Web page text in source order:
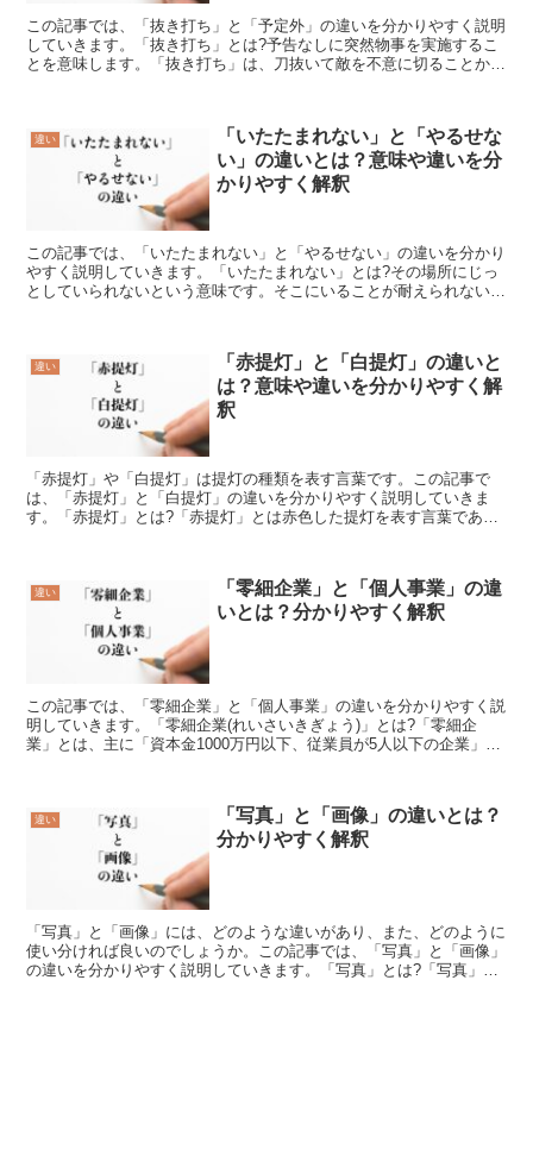
この記事では、「抜き打ち」と「予定外」の違いを分かりやすく説明
していきます。「抜き打ち」とは?予告なしに突然物事を実施するこ
とを意味します。「抜き打ち」は、刀抜いて敵を不意に切ることから
違い
「いたたまれない」と「やるせな
い」の違いとは？意味や違いを分
かりやすく解釈
この記事では、「いたたまれない」と「やるせない」の違いを分かり
やすく説明していきます。「いたたまれない」とは?その場所にじっ
としていられないという意味です。そこにいることが耐えられないと
違い
「赤提灯」と「白提灯」の違いと
は？意味や違いを分かりやすく解
釈
「赤提灯」や「白提灯」は提灯の種類を表す言葉です。この記事で
は、「赤提灯」と「白提灯」の違いを分かりやすく説明していきま
す。「赤提灯」とは?「赤提灯」とは赤色した提灯を表す言葉であ
違い
「零細企業」と「個人事業」の違
いとは？分かりやすく解釈
この記事では、「零細企業」と「個人事業」の違いを分かりやすく説
明していきます。「零細企業(れいさいきぎょう)」とは?「零細企
業」とは、主に「資本金1000万円以下、従業員が5人以下の企業」や
違い
「写真」と「画像」の違いとは？
分かりやすく解釈
「写真」と「画像」には、どのような違いがあり、また、どのように
使い分ければ良いのでしょうか。この記事では、「写真」と「画像」
の違いを分かりやすく説明していきます。「写真」とは?「写真」